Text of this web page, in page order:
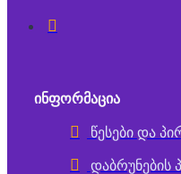
ᲘᲜᲤᲝᲠᲛᲐᲪᲘᲐ
წესები და
დაბრუნების